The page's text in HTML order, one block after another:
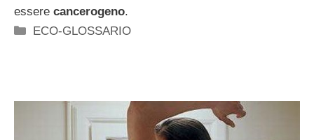
essere cancerogeno.
Categorie
ECO-GLOSSARIO